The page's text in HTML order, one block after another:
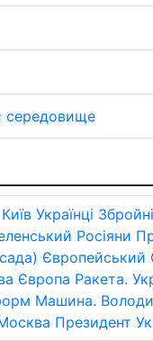
середовище
Київ Українці
Росіяни
Європейський
Європа Ракета.
Машина.
Президент